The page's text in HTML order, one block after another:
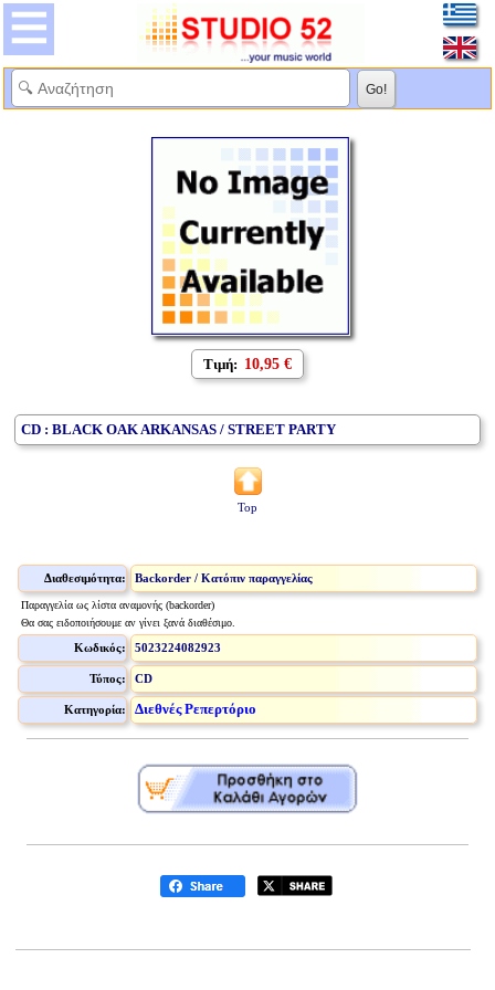
Τιμή: 10,95 €
CD : BLACK OAK ARKANSAS / STREET PARTY
Top
Διαθεσιμότητα: Backorder / Κατόπιν παραγγελίας
Παραγγελία ως λίστα αναμονής (backorder)
Θα σας ειδοποιήσουμε αν γίνει ξανά διαθέσιμο.
Κωδικός: 5023224082923
Τύπος: CD
Κατηγορία: Διεθνές Ρεπερτόριο